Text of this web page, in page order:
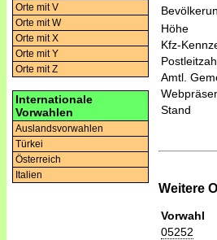
Orte mit V
Orte mit W
Orte mit X
Orte mit Y
Orte mit Z
Internationale
Vorwahlen
Auslandsvorwahlen
Türkei
Österreich
Italien
Höhe
Kfz-
Amtl.
Stand
Weitere
Vorwahl
05252